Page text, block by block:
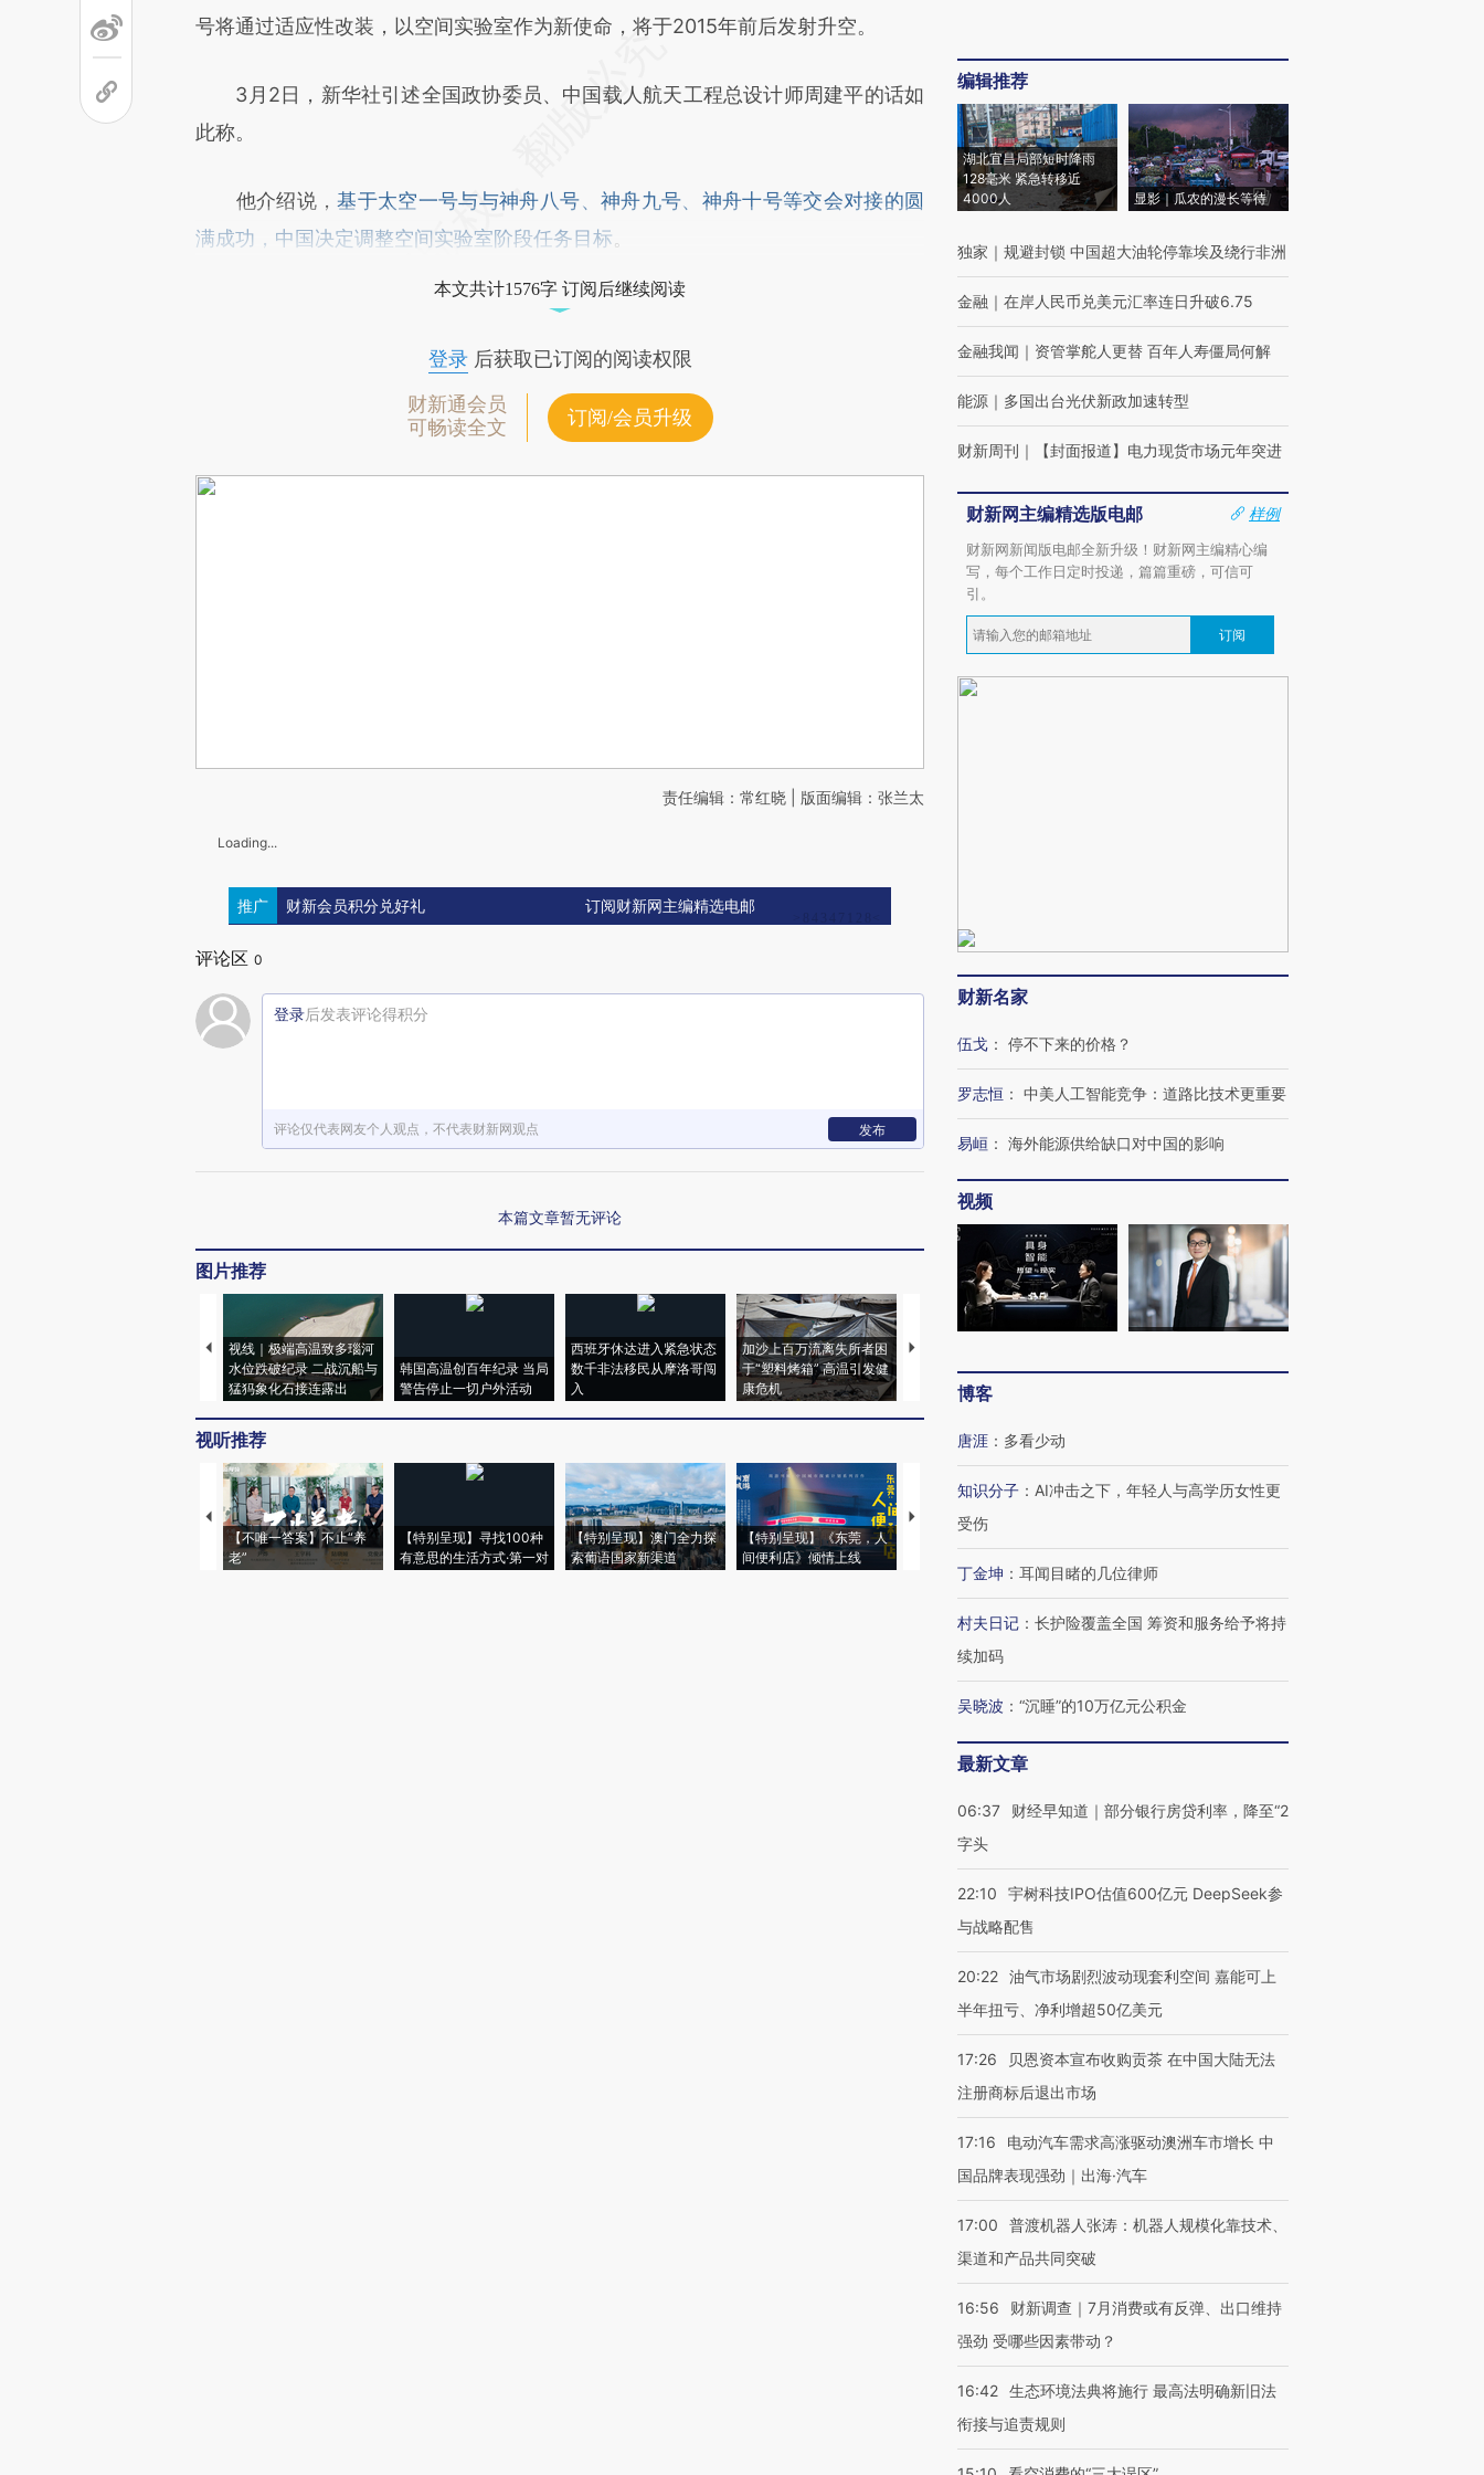
号将通过适应性改装，以空间实验室作为新使命，将于2015年前后发射升空。
3月2日，新华社引述全国政协委员、中国载人航天工程总设计师周建平的话如
此称。
他介绍说，基于太空一号与与神舟八号、神舟九号、神舟十号等交会对接的圆
满成功，中国决定调整空间实验室阶段任务目标。
本文共计1576字 订阅后继续阅读
登录后获取已订阅的阅读权限
财新通会员
可畅读全文
订阅/会员升级
责任编辑：常红晓 | 版面编辑：张兰太
Loading...
推广 财新会员积分兑好礼 订阅财新网主编精选电邮
评论区 0
登录后发表评论得积分
评论仅代表网友个人观点，不代表财新网观点 发布
本篇文章暂无评论
图片推荐
视线｜极端高温致多瑙河
水位跌破纪录 二战沉船与
猛犸象化石接连露出
韩国高温创百年纪录 当局
警告停止一切户外活动
西班牙休达进入紧急状态
数千非法移民从摩洛哥闯
入
加沙上百万流离失所者困
于“塑料烤箱” 高温引发健
康危机
视线｜HYROX的吸金
术：是什么让中产们甘
心“花钱找虐”？
粒摇头丸 尿检体内含3种
度Z世代 用街头抗争将教
视听推荐
【不唯一答案】不止“养
老”
【特别呈现】寻找100种
有意思的生活方式·第一对
【特别呈现】澳门全力探
索葡语国家新渠道
【特别呈现】《东莞，人
间便利店》倾情上线
【推广】走进第四届链博
编辑推荐
湖北宜昌局部短时降雨
128毫米 紧急转移近
4000人
显影｜瓜农的漫长等待
独家 ｜ 规避封锁 中国超大油轮停靠埃及绕行非洲
金融 ｜ 在岸人民币兑美元汇率连日升破6.75
金融我闻 ｜ 资管掌舵人更替 百年人寿僵局何解
能源 ｜ 多国出台光伏新政加速转型
财新周刊 ｜ 【封面报道】电力现货市场元年突进
财新网主编精选版电邮
样例
财新网新闻版电邮全新升级！财新网主编精心编
写，每个工作日定时投递，篇篇重磅，可信可
引。
订阅
财新名家
伍戈 ： 停不下来的价格？
罗志恒 ： 中美人工智能竞争：道路比技术更重要
易峘 ： 海外能源供给缺口对中国的影响
视频
博客
唐涯 ： 多看少动
知识分子 ： AI冲击之下，年轻人与高学历女性更
受伤
丁金坤 ： 耳闻目睹的几位律师
村夫日记 ： 长护险覆盖全国 筹资和服务给予将持
续加码
吴晓波 ： “沉睡”的10万亿元公积金
最新文章
06:37
财经早知道｜部分银行房贷利率，降至“2
字头
22:10
宇树科技IPO估值600亿元 DeepSeek参
与战略配售
20:22 油气市场剧烈波动现套利空间 嘉能可上
半年扭亏、净利增超50亿美元
17:26
贝恩资本宣布收购贡茶 在中国大陆无法
注册商标后退出市场
17:16
电动汽车需求高涨驱动澳洲车市增长 中
国品牌表现强劲｜出海·汽车
17:00
普渡机器人张涛：机器人规模化靠技术、
渠道和产品共同突破
16:56
财新调查｜7月消费或有反弹、出口维持
强劲 受哪些因素带动？
16:42 生态环境法典将施行 最高法明确新旧法
衔接与追责规则